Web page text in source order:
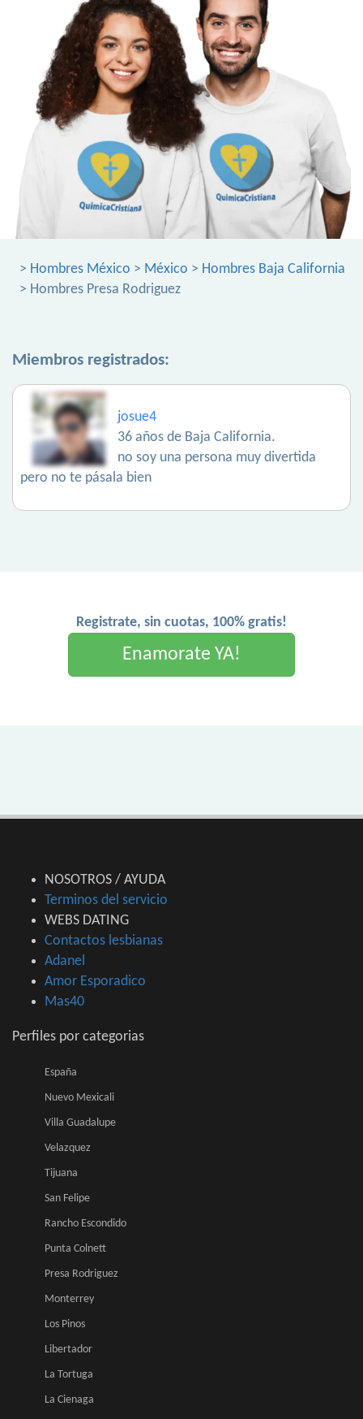
> Hombres México > México > Hombres Baja California
> Hombres Presa Rodriguez
Miembros registrados:
josue4
36 años de Baja California.
no soy una persona muy divertida
pero no te pásala bien
Registrate, sin cuotas, 100% gratis!
Enamorate YA!
NOSOTROS / AYUDA
Terminos del servicio
WEBS DATING
Contactos lesbianas
Adanel
Amor Esporadico
Mas40
Perfiles por categorias
España
Nuevo Mexicali
Villa Guadalupe
Velazquez
Tijuana
San Felipe
Rancho Escondido
Punta Colnett
Presa Rodriguez
Monterrey
Los Pinos
Libertador
La Tortuga
La Cienaga